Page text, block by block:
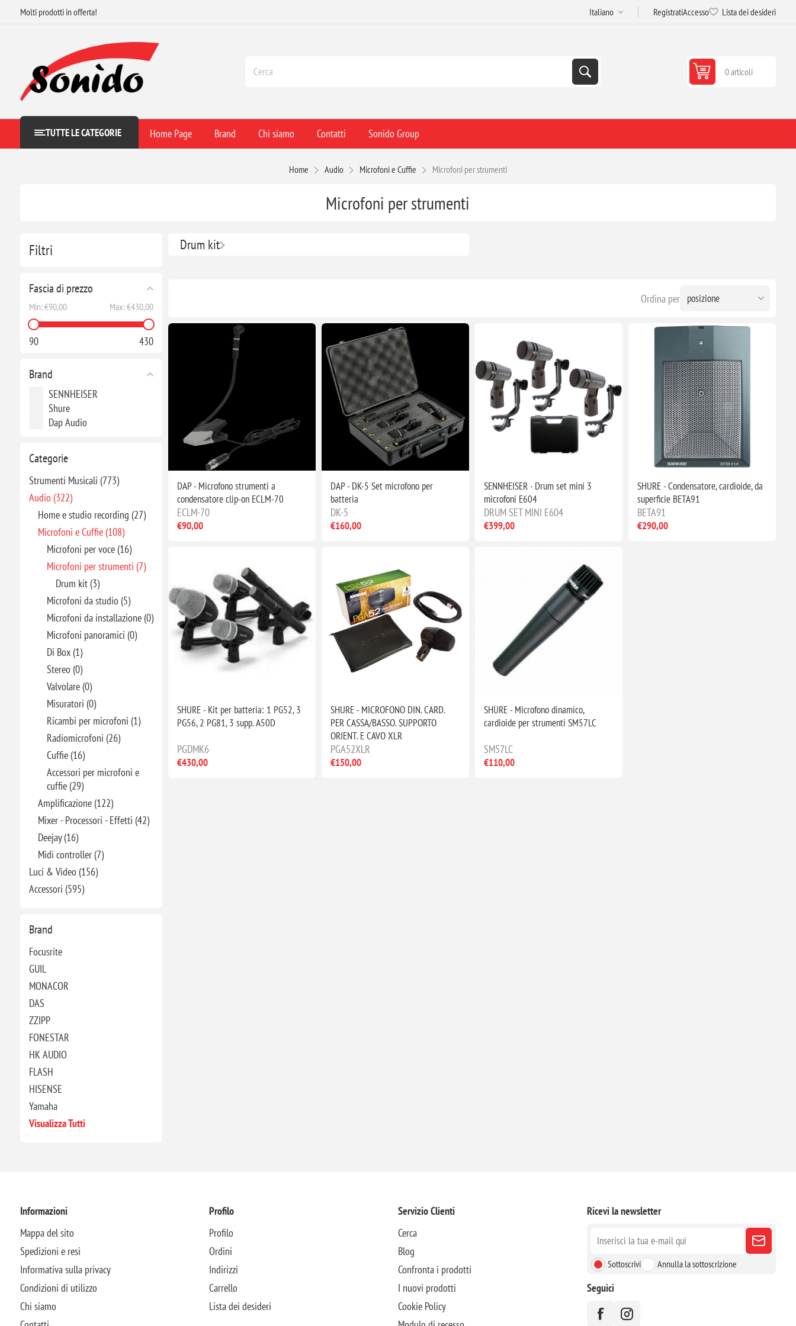
Molti prodotti in offerta! RegistratiAccesso Lista dei desideri
0 articoli
TUTTE LE CATEGORIE Home Page Brand Chi siamo Contatti Sonido Group
Home Audio Microfoni e Cuffie Microfoni per strumenti
Filtri
Fascia di prezzo
Min:€90,00 Max:€430,00
90 430
Brand
SENNHEISER
Shure
Dap Audio
Categorie
Strumenti Musicali (773)
Audio (322)
Home e studio recording (27)
Microfoni e Cuffie (108)
Microfoni per voce (16)
Microfoni per strumenti (7)
Drum kit (3)
Microfoni da studio (5)
Microfoni da installazione (0)
Microfoni panoramici (0)
Di Box (1)
Stereo (0)
Valvolare (0)
Misuratori (0)
Ricambi per microfoni (1)
Radiomicrofoni (26)
Cuffie (16)
Accessori per microfoni e
cuffie (29)
Amplificazione (122)
Mixer - Processori - Effetti (42)
Deejay (16)
Midi controller (7)
Luci & Video (156)
Accessori (595)
Brand
Focusrite
GUIL
MONACOR
DAS
ZZIPP
FONESTAR
HK AUDIO
FLASH
HISENSE
Yamaha
Visualizza Tutti
Microfoni per strumenti
Drum kit
Ordina per
DAP - Microfono strumenti a
condensatore clip-on ECLM-70
ECLM-70
€90,00
DAP - DK-5 Set microfono per
batteria
DK-5
€160,00
SENNHEISER - Drum set mini 3
microfoni E604
DRUM SET MINI E604
€399,00
SHURE - Condensatore, cardioide, da
superficie BETA91
BETA91
€290,00
SHURE - Kit per batteria: 1 PG52, 3
PG56, 2 PG81, 3 supp. A50D
PGDMK6
€430,00
SHURE - MICROFONO DIN. CARD.
PER CASSA/BASSO. SUPPORTO
ORIENT. E CAVO XLR
PGA52XLR
€150,00
SHURE - Microfono dinamico,
cardioide per strumenti SM57LC
SM57LC
€110,00
Informazioni
Mappa del sito
Spedizioni e resi
Informativa sulla privacy
Condizioni di utilizzo
Chi siamo
Profilo
Profilo
Ordini
Indirizzi
Carrello
Lista dei desideri
Servizio Clienti
Cerca
Blog
Confronta i prodotti
I nuovi prodotti
Cookie Policy
Ricevi la newsletter
Sottoscrivi Annulla la sottoscrizione
Seguici